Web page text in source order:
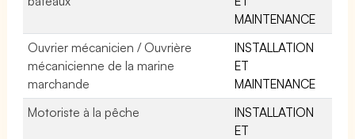
MAINTENANCE
Ouvrier mécanicien / Ouvrière
mécanicienne de la marine
marchande
INSTALLATION
ET
MAINTENANCE
Motoriste à la pêche
INSTALLATION
ET